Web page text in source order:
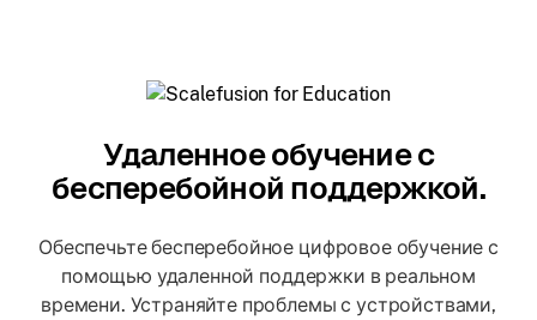
Удаленное обучение с
бесперебойной поддержкой.
Обеспечьте бесперебойное цифровое обучение с
помощью удаленной поддержки в реальном
времени. Устраняйте проблемы с устройствами,